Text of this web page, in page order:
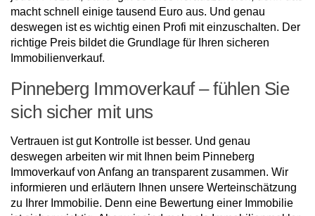
macht schnell einige tausend Euro aus. Und genau
deswegen ist es wichtig einen Profi mit einzuschalten. Der
richtige Preis bildet die Grundlage für Ihren sicheren
Immobilienverkauf.
Pinneberg Immoverkauf – fühlen Sie
sich sicher mit uns
Vertrauen ist gut Kontrolle ist besser. Und genau
deswegen arbeiten wir mit Ihnen beim Pinneberg
Immoverkauf von Anfang an transparent zusammen. Wir
informieren und erläutern Ihnen unsere Werteinschätzung
zu Ihrer Immobilie. Denn eine Bewertung einer Immobilie